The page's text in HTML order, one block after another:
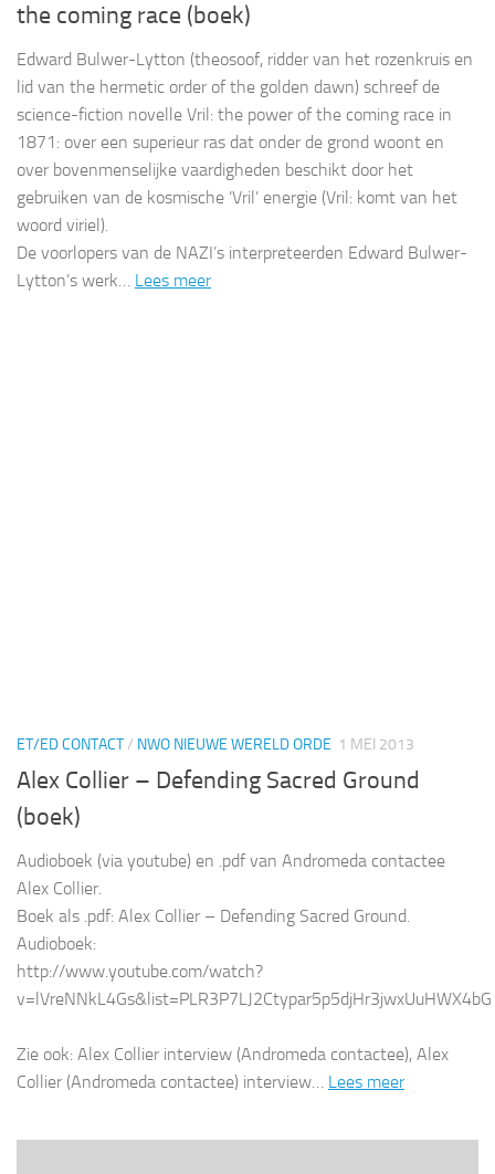
the coming race (boek)
Edward Bulwer-Lytton (theosoof, ridder van het rozenkruis en
lid van the hermetic order of the golden dawn) schreef de
science-fiction novelle Vril: the power of the coming race in
1871: over een superieur ras dat onder de grond woont en
over bovenmenselijke vaardigheden beschikt door het
gebruiken van de kosmische ‘Vril’ energie (Vril: komt van het
woord viriel).
De voorlopers van de NAZI’s interpreteerden Edward Bulwer-
Lytton’s werk… Lees meer
ET/ED CONTACT/ NWO NIEUWE WERELD ORDE 1 MEI 2013
Alex Collier – Defending Sacred Ground
(boek)
Audioboek (via youtube) en .pdf van Andromeda contactee
Alex Collier.
Boek als .pdf: Alex Collier – Defending Sacred Ground.
Audioboek:
http://www.youtube.com/watch?
v=lVreNNkL4Gs&list=PLR3P7LJ2Ctypar5p5djHr3jwxUuHWX4bG
Zie ook: Alex Collier interview (Andromeda contactee), Alex
Collier (Andromeda contactee) interview… Lees meer